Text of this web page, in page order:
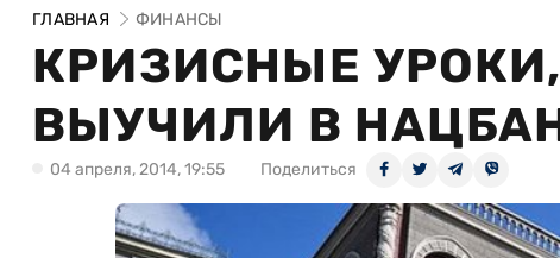
ГЛАВНАЯ ФИНАНСЫ
КРИЗИСНЫЕ
ВЫУЧИЛИ В
04 апреля, 2014, 19:55 Поделиться